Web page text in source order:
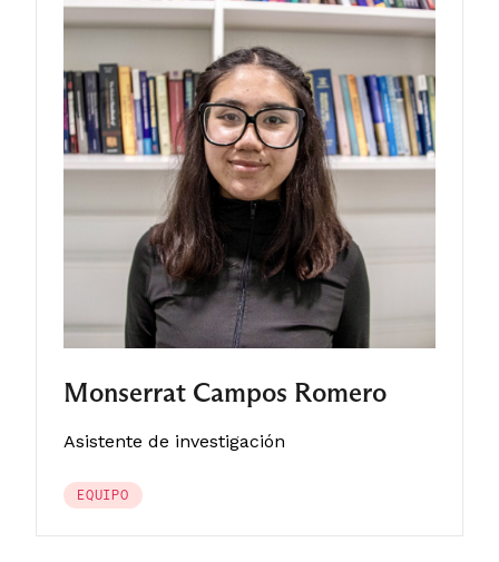
Monserrat Campos Romero
Asistente de investigación
EQUIPO